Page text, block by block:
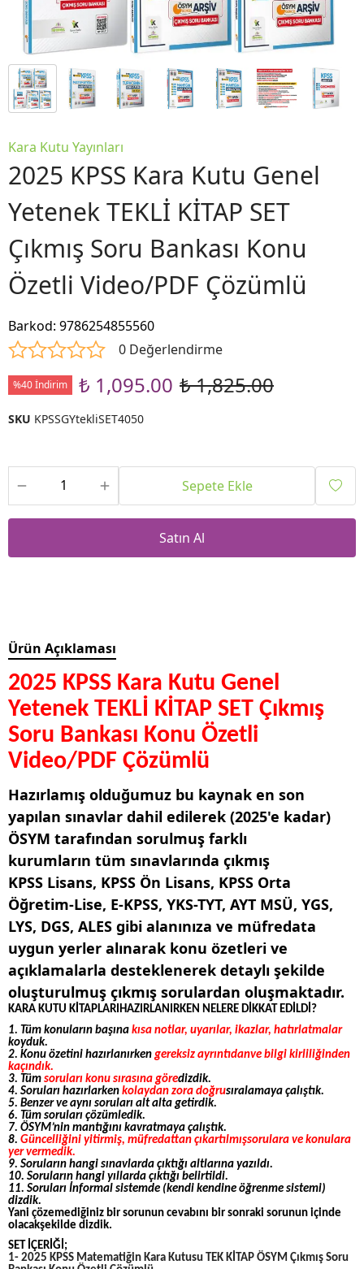
Kara Kutu Yayınları
2025 KPSS Kara Kutu Genel
Yetenek TEKLİ KİTAP SET
Çıkmış Soru Bankası Konu
Özetli Video/PDF Çözümlü
Barkod: 9786254855560
0 Değerlendirme
%40 İndirim ₺ 1,095.00 ₺ 1,825.00
SKU KPSSGYtekliSET4050
Sepete Ekle
Satın Al
Ürün Açıklaması
2025 KPSS Kara Kutu Genel
Yetenek TEKLİ KİTAP SET Çıkmış
Soru Bankası Konu Özetli
Video/PDF Çözümlü
Hazırlamış olduğumuz bu kaynak en son
yapılan sınavlar dahil edilerek (2025'e kadar)
ÖSYM tarafından sorulmuş farklı
kurumların tüm sınavlarında çıkmış
KPSS Lisans, KPSS Ön Lisans, KPSS Orta
Öğretim-Lise, E-KPSS, YKS-TYT, AYT MSÜ, YGS,
LYS, DGS, ALES gibi alanınıza ve müfredata
uygun yerler alınarak konu özetleri ve
açıklamalarla desteklenerek detaylı şekilde
oluşturulmuş çıkmış sorulardan oluşmaktadır.
KARA KUTU KİTAPLARIHAZIRLANIRKEN NELERE DİKKAT EDİLDİ?
1. Tüm konuların başına kısa notlar, uyarılar, ikazlar, hatırlatmalar
koyduk.
2. Konu özetini hazırlanırken gereksiz ayrıntıdanve bilgi kirliliğinden
kaçındık.
3. Tüm soruları konu sırasına göredizdik.
4. Soruları hazırlarken kolaydan zora doğrusıralamaya çalıştık.
5. Benzer ve aynı soruları alt alta getirdik.
6. Tüm soruları çözümledik.
7. ÖSYM’nin mantığını kavratmaya çalıştık.
8. Güncelliğini yitirmiş, müfredattan çıkartılmışsorulara ve konulara
yer vermedik.
9. Soruların hangi sınavlarda çıktığı altlarına yazıldı.
10. Soruların hangi yıllarda çıktığı belirtildi.
11. Soruları İnformal sistemde (kendi kendine öğrenme sistemi)
dizdik.
Yani çözemediğiniz bir sorunun cevabını bir sonraki sorunun içinde
olacakşekilde dizdik.
SET İÇERİĞİ;
1- 2025 KPSS Matematiğin Kara Kutusu TEK KİTAP ÖSYM Çıkmış Soru